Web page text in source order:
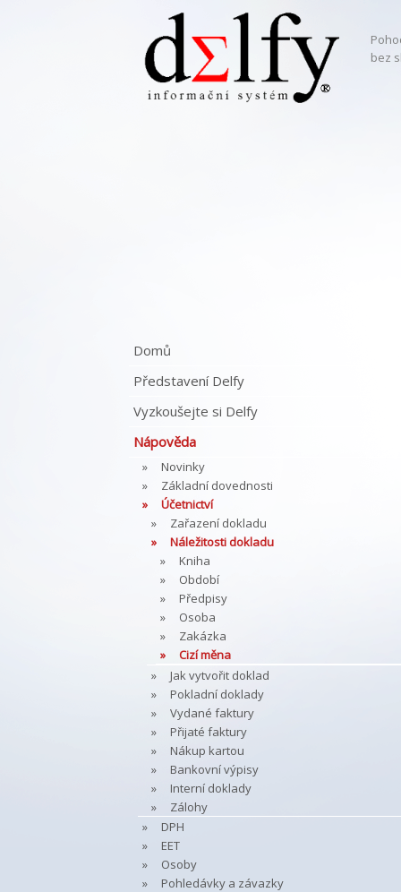
bez
Domů
Představení Delfy
Vyzkoušejte si Delfy
Nápověda
Novinky
Základní dovednosti
Účetnictví
Zařazení dokladu
Náležitosti dokladu
Kniha
Období
Předpisy
Osoba
Zakázka
Cizí měna
Jak vytvořit doklad
Pokladní doklady
Vydané faktury
Přijaté faktury
Nákup kartou
Bankovní výpisy
Interní doklady
Zálohy
DPH
EET
Osoby
Pohledávky a závazky